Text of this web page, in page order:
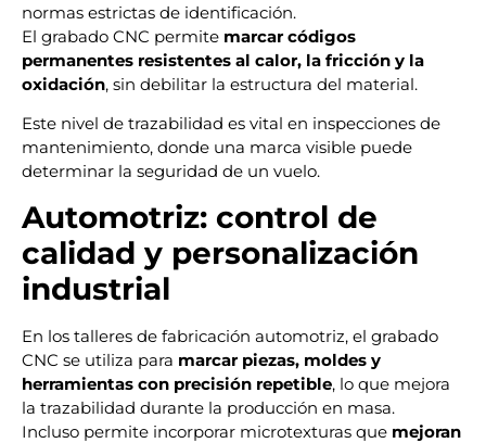
normas estrictas de identificación.
El grabado CNC permite marcar códigos
permanentes resistentes al calor, la fricción y la
oxidación, sin debilitar la estructura del material.
Este nivel de trazabilidad es vital en inspecciones de
mantenimiento, donde una marca visible puede
determinar la seguridad de un vuelo.
Automotriz: control de
calidad y personalización
industrial
En los talleres de fabricación automotriz, el grabado
CNC se utiliza para marcar piezas, moldes y
herramientas con precisión repetible, lo que mejora
la trazabilidad durante la producción en masa.
Incluso permite incorporar microtexturas que mejoran